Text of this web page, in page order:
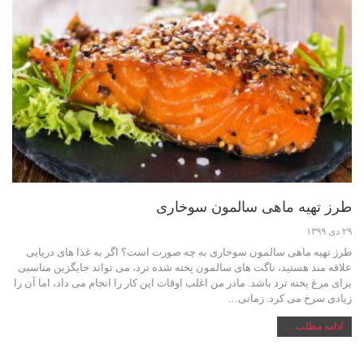
طرز تهیه ماهی سالمون سوخاری
۲۹ دی ۱۳۹۹
طرز تهیه ماهی سالمون سوخاری به چه صورت است؟ اگر به غذا های دریایی
علاقه مند هستید، ناگت های سالمون پخته شده ترد، می تواند جایگزین مناسبی
برای مرغ پخته ترد باشد. مادر من اغلب اوقات این کار را انجام می داد، اما آن را
زیادی سرخ می کرد. زمانی…
ادامه مطلب ...